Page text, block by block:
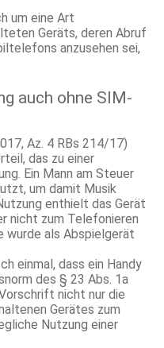
um eine Art
Geräts, deren Abruf
anzusehen sei,
auch ohne SIM-
Az. 4 RBs 214/17)
das zu einer
Ein Mann am Steuer
um damit Musik
enthielt das Gerät
nicht zum Telefonieren
wurde als Abspielgerät
einmal, dass ein Handy
des § 23 Abs. 1a
nicht nur die
Gerätes zum
Nutzung einer